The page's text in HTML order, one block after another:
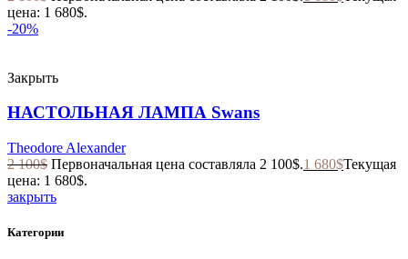
цена: 1 680$.
-20%
Закрыть
НАСТОЛЬНАЯ ЛАМПА Swans
Theodore Alexander
2 100$ Первоначальная цена составляла 2 100$.1 680$Текущая
цена: 1 680$.
закрыть
Категории